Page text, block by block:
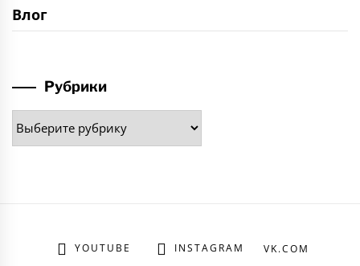
Влог
Рубрики
Рубрики
YOUTUBE INSTAGRAM
VK.COM